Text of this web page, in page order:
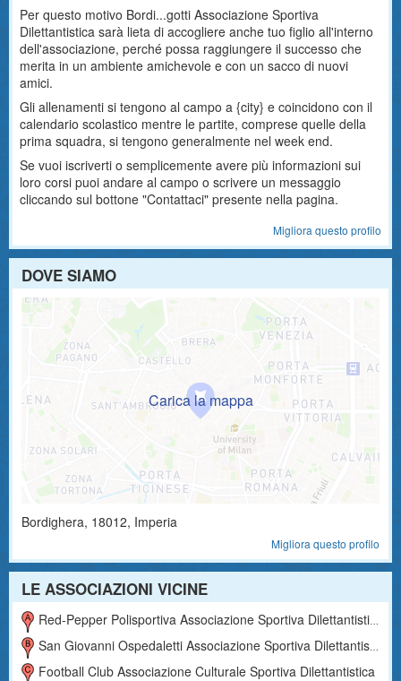
Per questo motivo Bordi...gotti Associazione Sportiva
Dilettantistica sarà lieta di accogliere anche tuo figlio all'interno
dell'associazione, perché possa raggiungere il successo che
merita in un ambiente amichevole e con un sacco di nuovi
amici.
Gli allenamenti si tengono al campo a {city} e coincidono con il
calendario scolastico mentre le partite, comprese quelle della
prima squadra, si tengono generalmente nel week end.
Se vuoi iscriverti o semplicemente avere più informazioni sui
loro corsi puoi andare al campo o scrivere un messaggio
cliccando sul bottone "Contattaci" presente nella pagina.
Migliora questo profilo
DOVE SIAMO
Bordighera, 18012, Imperia
Migliora questo profilo
LE ASSOCIAZIONI VICINE
Red-Pepper Polisportiva Associazione Sportiva Dilettantistica
San Giovanni Ospedaletti Associazione Sportiva Dilettantistica
Football Club Associazione Culturale Sportiva Dilettantistica